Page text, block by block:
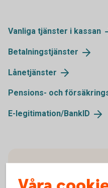
Vanliga tjänster i kassan
Betalningstjänster
Lånetjänster
Pensions- och
E-legitimation/BankID
Företag –